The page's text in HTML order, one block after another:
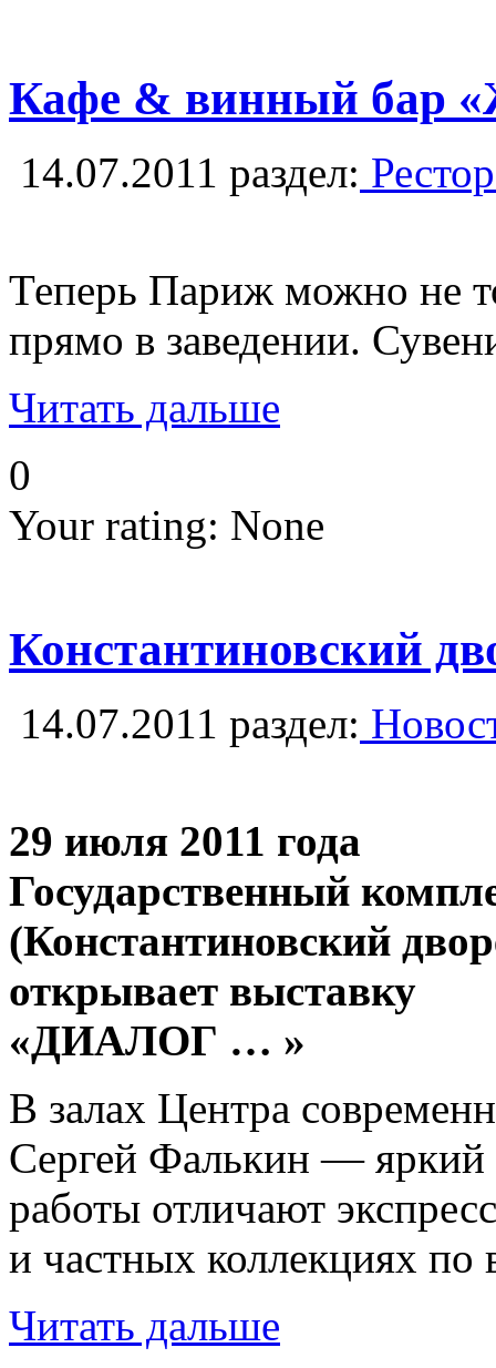
Кафе & винный бар
14.07.2011 раздел:
Теперь Париж можно не
прямо в заведении.
Читать дальше
0
Your rating: None
Константиновский
14.07.2011 раздел:
29 июля 2011 года
Государственный
(Константиновский
открывает выставку
«ДИАЛОГ … »
В залах Центра
Сергей Фалькин — яркий
работы отличают
и частных коллекциях
Читать дальше